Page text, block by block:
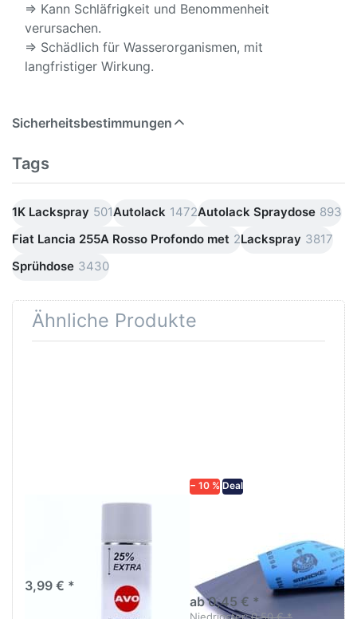
⇒ Kann Schläfrigkeit und Benommenheit
verursachen.
⇒ Schädlich für Wasserorganismen, mit
langfristiger Wirkung.
Sicherheitsbestimmungen
Tags
1K Lackspray 501Autolack 1472Autolack Spraydose 893
Fiat Lancia 255A Rosso Profondo met 2Lackspray 3817
Sprühdose 3430
Ähnliche Produkte
3,99 € *
− 10 % Deal
diversen Körnungen
Nass-Schleifpapier zur nass
und trocken anwendung
ab 0,45 € *
Niedrigster:0,50 € *